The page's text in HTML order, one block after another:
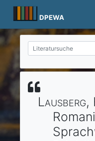
content
DPEWA
Lausberg,